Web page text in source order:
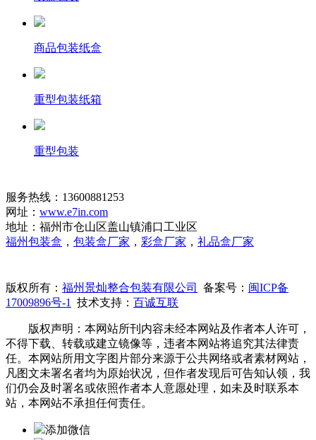
商品包装纸盒
重型包装纸箱
重型包装
服务热线：13600881253
网址： www.e7in.com
地址：福州市仓山区盖山镇浦口工业区
福州包装盒 ， 包装盒厂家 ， 彩盒厂家 ， 礼品盒厂家
版权所有： 福州景灿整合包装有限公司 备案号： 闽ICP备
17009896号-1
技术支持： 百诚互联
版权声明：本网站所刊内容未经本网站及作者本人许可，
不得下载、转载或建立镜像等，违者本网站将追究其法律责
任。本网站所用文字图片部分来源于公共网络或者素材网站，
凡图文未署名者均为原始状况，但作者发现后可告知认领，我
们仍会及时署名或依照作者本人意愿处理，如未及时联系本
站，本网站不承担任何责任。
添加微信